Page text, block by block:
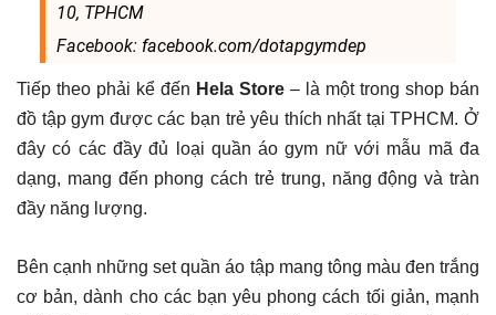
10, TPHCM
Facebook: facebook.com/dotapgymdep
Tiếp theo phải kể đến Hela Store – là một trong shop bán
đồ tập gym được các bạn trẻ yêu thích nhất tại TPHCM. Ở
đây có các đầy đủ loại quần áo gym nữ với mẫu mã đa
dạng, mang đến phong cách trẻ trung, năng động và tràn
đầy năng lượng.
Bên cạnh những set quần áo tập mang tông màu đen trắng
cơ bản, dành cho các bạn yêu phong cách tối giản, mạnh